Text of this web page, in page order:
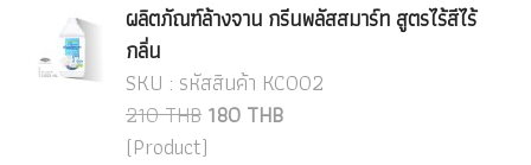
ผลิตภัณฑ์ล้างจาน กรีนพลัสสมาร์ท สูตรไร้สีไร้
กลิ่น
SKU : รหัสสินค้า KC002
210 THB 180 THB
(Product)